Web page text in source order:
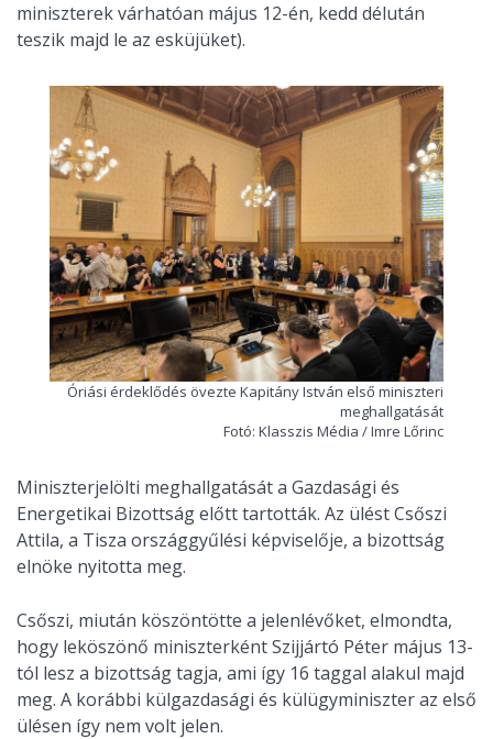
miniszterek várhatóan május 12-én, kedd délután
teszik majd le az esküjüket).
Óriási érdeklődés övezte Kapitány István első miniszteri
meghallgatását
Fotó: Klasszis Média / Imre Lőrinc
Miniszterjelölti meghallgatását a Gazdasági és
Energetikai Bizottság előtt tartották. Az ülést Csőszi
Attila, a Tisza országgyűlési képviselője, a bizottság
elnöke nyitotta meg.
Csőszi, miután köszöntötte a jelenlévőket, elmondta,
hogy leköszönő miniszterként Szijjártó Péter május 13-
tól lesz a bizottság tagja, ami így 16 taggal alakul majd
meg. A korábbi külgazdasági és külügyminiszter az első
ülésen így nem volt jelen.